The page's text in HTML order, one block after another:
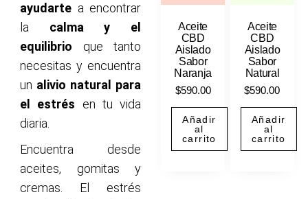
ayudarte a encontrar
la calma y el
equilibrio que tanto
necesitas y encuentra
un alivio natural para
el estrés en tu vida
diaria.
Encuentra desde
aceites, gomitas y
cremas. El estrés
Aceite
CBD
Aislado
Sabor
Naranja
$590.00
Añadir
al
carrito
Aceite
CBD
Aislado
Sabor
Natural
$590.00
Añadir
al
carrito